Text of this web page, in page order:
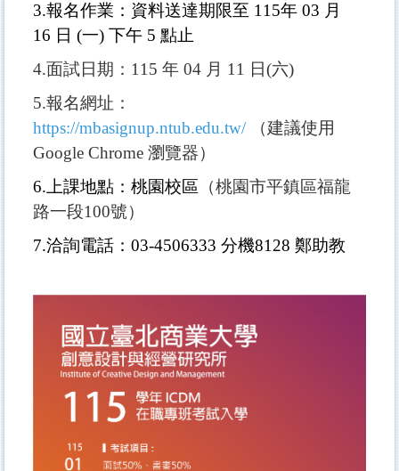
3.報名作業：資料送達期限至 115年 03 月
16 日 (一) 下午 5 點止
4.面試日期：115 年 04 月 11 日(六)
5.報名網址：
https://mbasignup.ntub.edu.tw/ （建議使用
Google Chrome 瀏覽器）
6.上課地點：桃園校區 （桃園市平鎮區福龍
路一段100號）
7.洽詢電話：03-4506333 分機8128 鄭助教